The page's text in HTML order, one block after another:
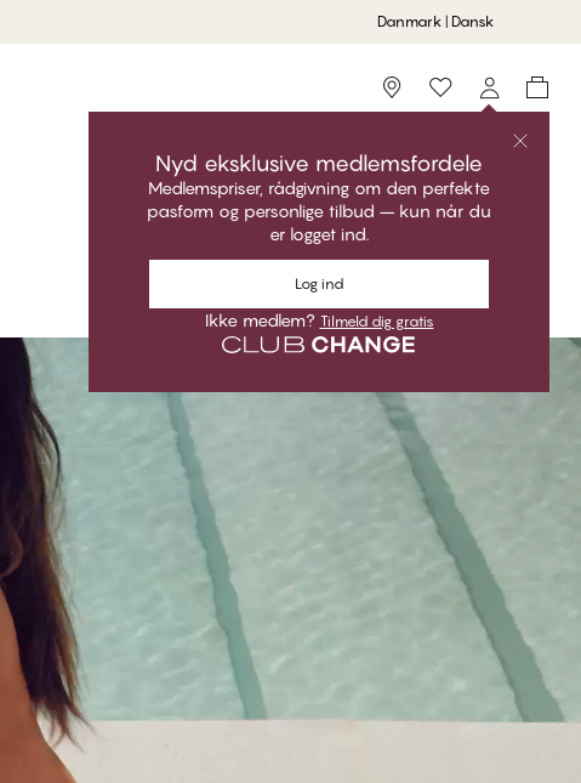
Danmark | Dansk
Storefinder
Nyd eksklusive medlemsfordele
Medlemspriser, rådgivning om den perfekte
pasform og personlige tilbud – kun når du
er logget ind.
Log ind
Ikke medlem? Tilmeld dig gratis